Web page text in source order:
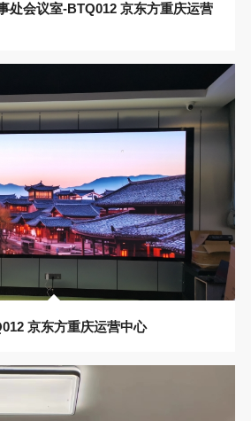
处会议室-BTQ012 京东方重庆运营
京东方重庆运营中心